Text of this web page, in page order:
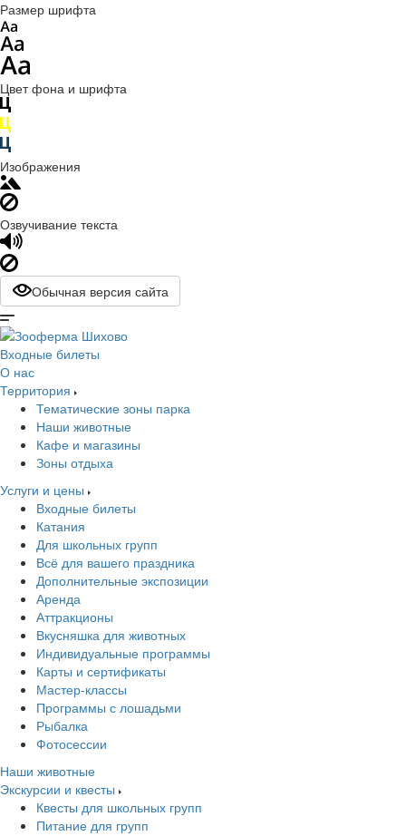
Размер шрифта
Цвет фона и шрифта
Изображения
Озвучивание текста
Обычная версия сайта
Входные билеты
О нас
Территория
Тематические зоны парка
Наши животные
Кафе и магазины
Зоны отдыха
Услуги и цены
Входные билеты
Катания
Для школьных групп
Всё для вашего праздника
Дополнительные экспозиции
Аренда
Аттракционы
Вкусняшка для животных
Индивидуальные программы
Карты и сертификаты
Мастер-классы
Программы с лошадьми
Рыбалка
Фотосессии
Наши животные
Экскурсии и квесты
Квесты для школьных групп
Питание для групп